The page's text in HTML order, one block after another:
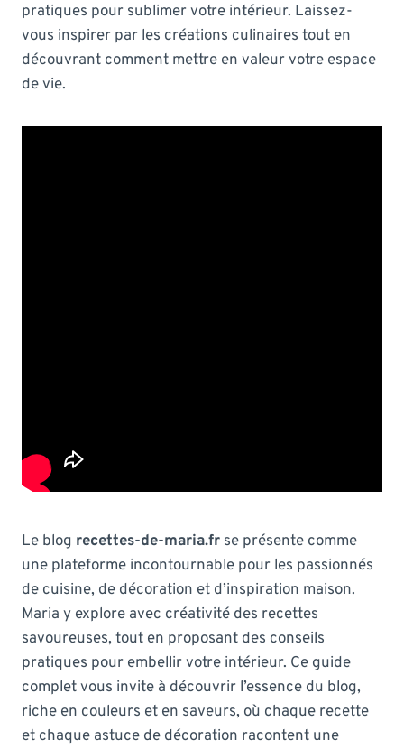
pratiques pour sublimer votre intérieur. Laissez-
vous inspirer par les créations culinaires tout en
découvrant comment mettre en valeur votre espace
de vie.
Le blog recettes-de-maria.fr se présente comme
une plateforme incontournable pour les passionnés
de cuisine, de décoration et d’inspiration maison.
Maria y explore avec créativité des recettes
savoureuses, tout en proposant des conseils
pratiques pour embellir votre intérieur. Ce guide
complet vous invite à découvrir l’essence du blog,
riche en couleurs et en saveurs, où chaque recette
et chaque astuce de décoration racontent une